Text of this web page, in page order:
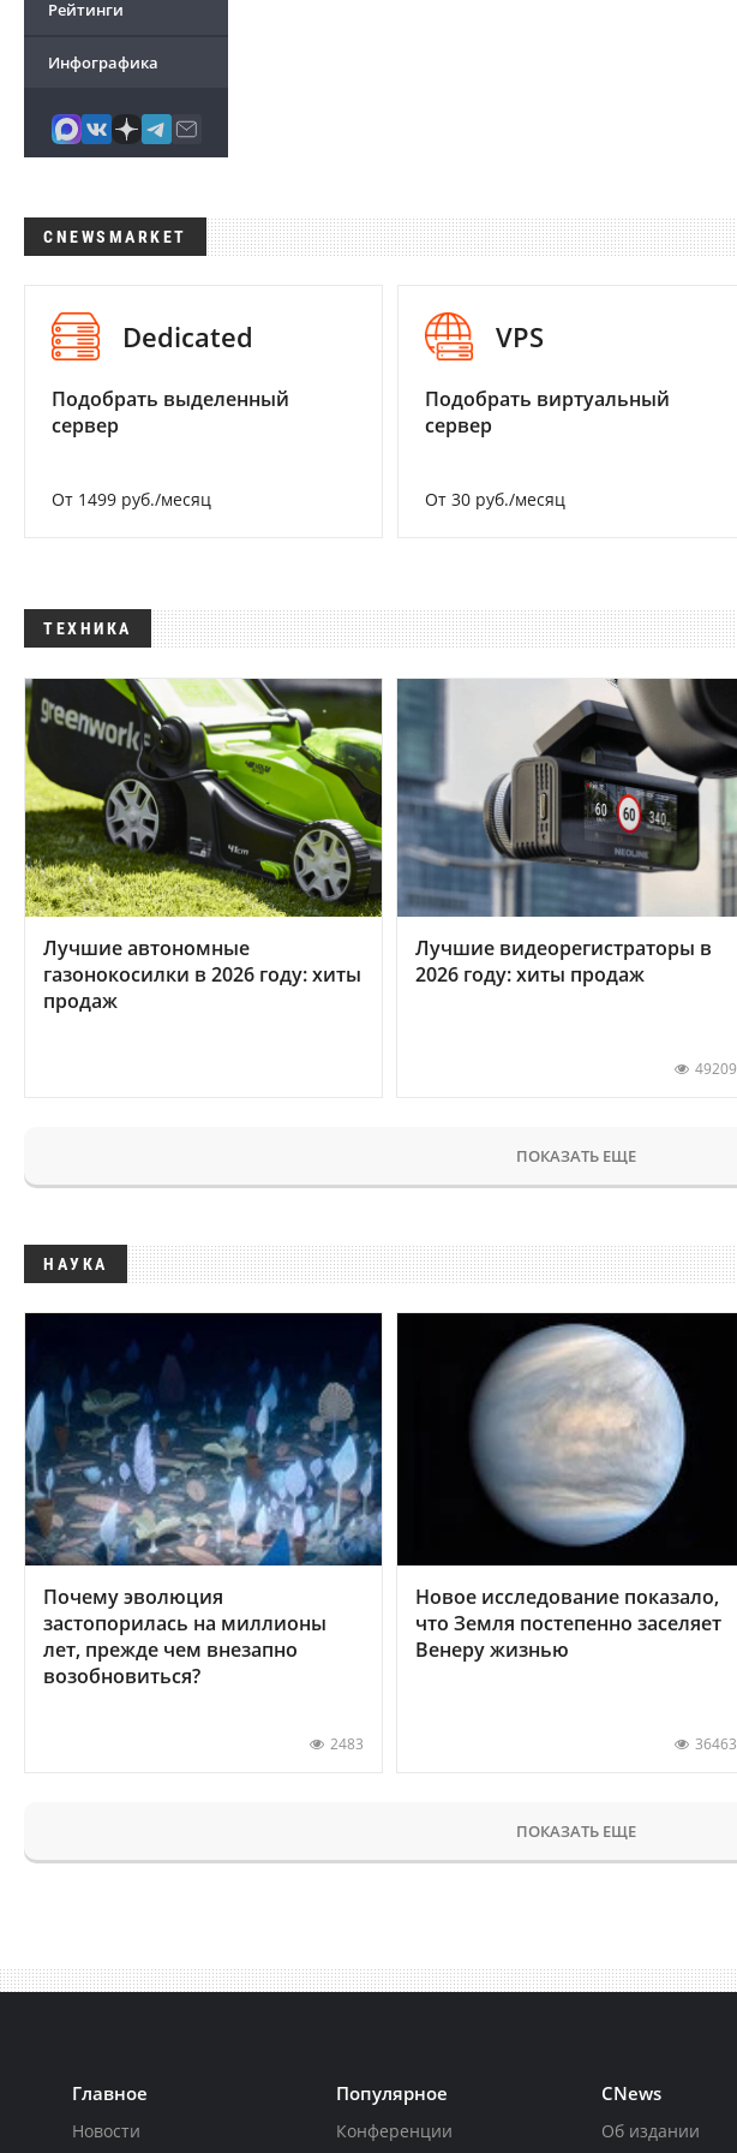
Рейтинги
Инфографика
CNEWSMARKET
Dedicated
Подобрать выделенный
сервер
От 1499 руб./месяц
VPS
Подобрать виртуальный
сервер
От 30 руб./месяц
ТЕХНИКА
Лучшие автономные
газонокосилки в 2026 году: хиты
продаж
Лучшие видеорегистраторы в
2026 году: хиты продаж
49209
ПОКАЗАТЬ ЕЩЕ
НАУКА
Почему эволюция
застопорилась на миллионы
лет, прежде чем внезапно
возобновиться?
2483
Новое исследование показало,
что Земля постепенно заселяет
Венеру жизнью
36463
ПОКАЗАТЬ ЕЩЕ
Главное
Новости
Популярное
Конференции
CNews
Об издании